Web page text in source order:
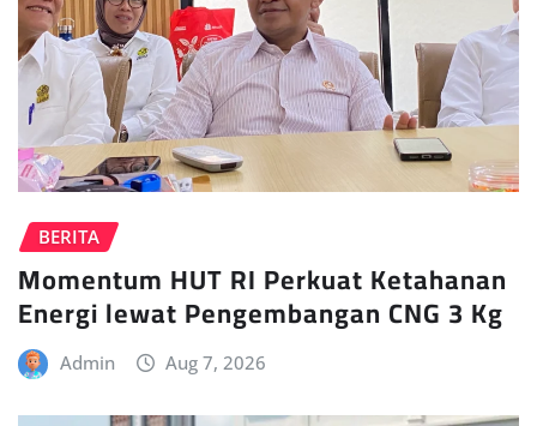
BERITA
Momentum HUT RI Perkuat Ketahanan
Energi lewat Pengembangan CNG 3 Kg
Admin Aug 7, 2026